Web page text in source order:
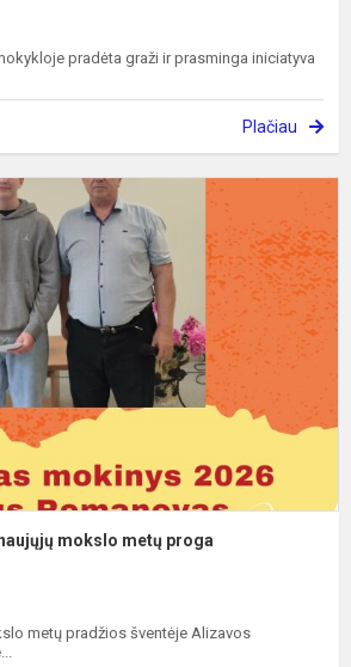
pradėta graži ir prasminga iniciatyva
Plačiau
mokslo metų proga
metų pradžios šventėje Alizavos